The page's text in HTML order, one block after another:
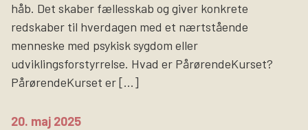
håb. Det skaber fællesskab og giver konkrete
redskaber til hverdagen med et nærtstående
menneske med psykisk sygdom eller
udviklingsforstyrrelse. Hvad er PårørendeKurset?
PårørendeKurset er […]
20. maj 2025